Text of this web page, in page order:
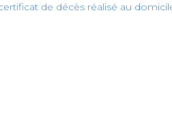
de décès réalisé au